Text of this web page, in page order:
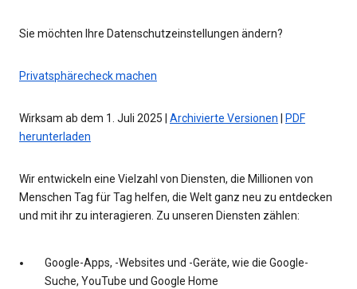
Sie möchten Ihre Datenschutzeinstellungen ändern?
Privatsphärecheck machen
Wirksam ab dem 1. Juli 2025 | Archivierte Versionen
PDF
herunterladen
Wir entwickeln eine Vielzahl von Diensten, die Millionen von
Menschen Tag für Tag helfen, die Welt ganz neu zu entdecken
und mit ihr zu interagieren. Zu unseren Diensten zählen:
Google-Apps, -Websites und -Geräte, wie die Google-
Suche, YouTube und Google Home